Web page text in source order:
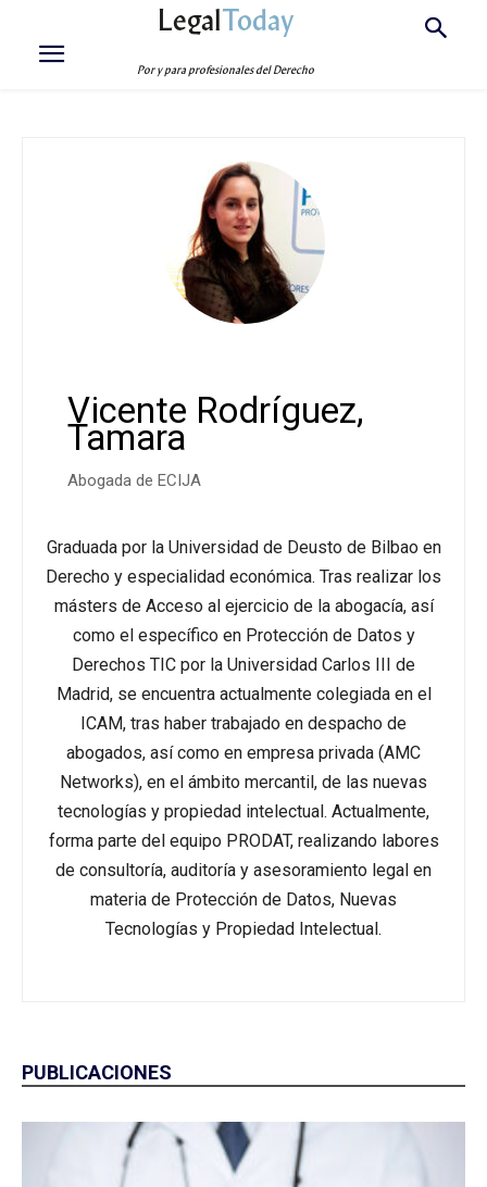
LegalToday
Por y para profesionales del Derecho
Vicente Rodríguez,
Tamara
Abogada de ECIJA
Graduada por la Universidad de Deusto de Bilbao en
Derecho y especialidad económica. Tras realizar los
másters de Acceso al ejercicio de la abogacía, así
como el específico en Protección de Datos y
Derechos TIC por la Universidad Carlos III de
Madrid, se encuentra actualmente colegiada en el
ICAM, tras haber trabajado en despacho de
abogados, así como en empresa privada (AMC
Networks), en el ámbito mercantil, de las nuevas
tecnologías y propiedad intelectual. Actualmente,
forma parte del equipo PRODAT, realizando labores
de consultoría, auditoría y asesoramiento legal en
materia de Protección de Datos, Nuevas
Tecnologías y Propiedad Intelectual.
PUBLICACIONES